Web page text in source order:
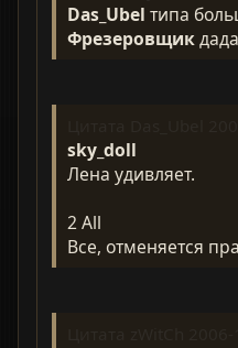
Das_Ubel типа
Фрезеровщик
sky_doll
Лена удивляет.
2 Аll
Все, отменяется